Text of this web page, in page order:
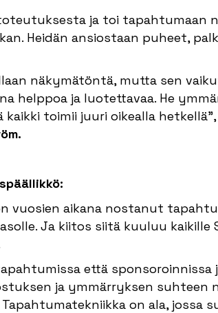
ja toi tapahtumaan
Heidän ansiostaan puheet,
näkymätöntä, mutta sen
helppoa ja luotettavaa. He
toimii juuri oikealla
vuosien aikana nostanut
Ja kiitos siitä kuuluu kaikille
että
ja ymmärryksen suhteen
on ala, jossa